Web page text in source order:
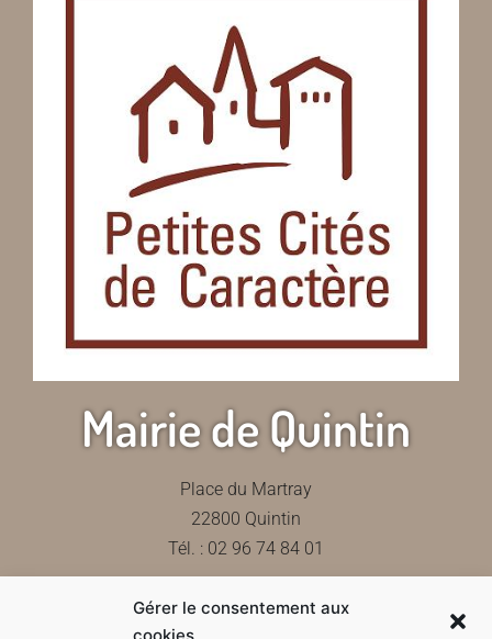
Gérer le consentement aux
Mairie de Quintin
Place du Martray
22800 Quintin
Tél. : 02 96 74 84 01
Contactez-nous